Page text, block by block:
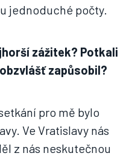
jednoduché počty.
zážitek? Potkali
zapůsobil?
pro mě bylo
Ve Vratislavy nás
z nás neskutečnou